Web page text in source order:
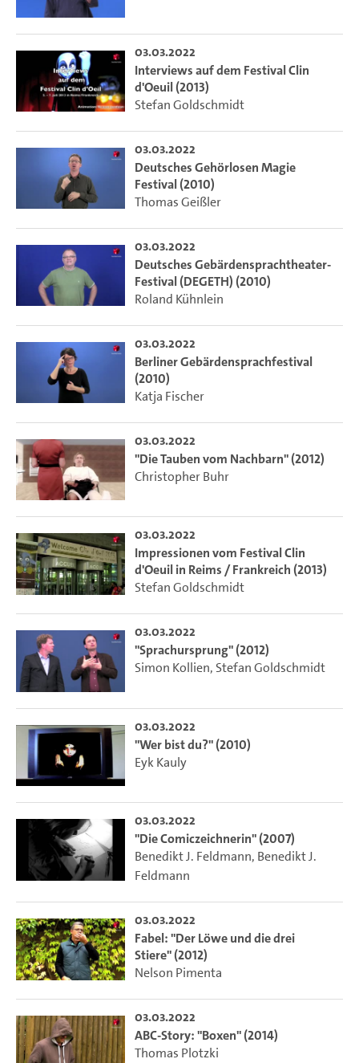
03.03.2022
Interviews auf dem Festival Clin
d'Oeuil (2013)
Stefan Goldschmidt
03.03.2022
Deutsches Gehörlosen Magie
Festival (2010)
Thomas Geißler
03.03.2022
Deutsches Gebärdensprachtheater-
Festival (DEGETH) (2010)
Roland Kühnlein
03.03.2022
Berliner Gebärdensprachfestival
(2010)
Katja Fischer
03.03.2022
"Die Tauben vom Nachbarn" (2012)
Christopher Buhr
03.03.2022
Impressionen vom Festival Clin
d'Oeuil in Reims / Frankreich (2013)
Stefan Goldschmidt
03.03.2022
"Sprachursprung" (2012)
Simon Kollien, Stefan Goldschmidt
03.03.2022
"Wer bist du?" (2010)
Eyk Kauly
03.03.2022
"Die Comiczeichnerin" (2007)
Benedikt J. Feldmann, Benedikt J.
Feldmann
03.03.2022
Fabel: "Der Löwe und die drei
Stiere" (2012)
Nelson Pimenta
03.03.2022
ABC-Story: "Boxen" (2014)
Thomas Plotzki